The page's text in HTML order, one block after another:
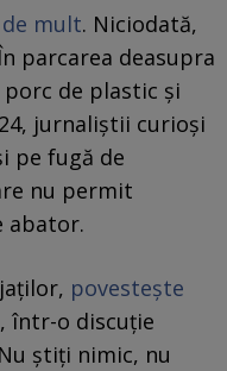
mult. Niciodată,
parcarea deasupra
porc de plastic și
jurnaliștii curioși
pe fugă de
nu permit
abator.
povestește
, într-o discuție
știți nimic, nu